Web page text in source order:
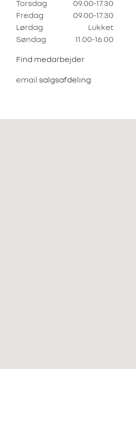
Torsdag
09.00-17.30
Fredag
09.00-17.30
Lørdag
Lukket
Søndag
11.00-16.00
Find medarbejder
email salgsafdeling